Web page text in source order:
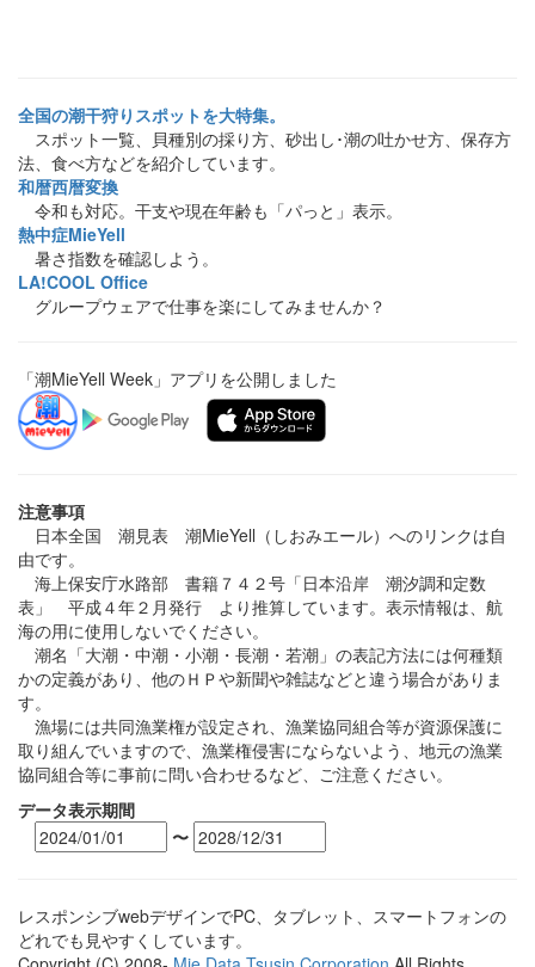
全国の潮干狩りスポットを大特集。
スポット一覧、貝種別の採り方、砂出し･潮の吐かせ方、保存方
法、食べ方などを紹介しています。
和暦西暦変換
令和も対応。干支や現在年齢も「パっと」表示。
熱中症MieYell
暑さ指数を確認しよう。
LA!COOL Office
グループウェアで仕事を楽にしてみませんか？
「潮MieYell Week」アプリを公開しました
注意事項
日本全国 潮見表 潮MieYell（しおみエール）へのリンクは自
由です。
海上保安庁水路部 書籍７４２号「日本沿岸 潮汐調和定数
表」 平成４年２月発行 より推算しています。表示情報は、航
海の用に使用しないでください。
潮名「大潮・中潮・小潮・長潮・若潮」の表記方法には何種類
かの定義があり、他のＨＰや新聞や雑誌などと違う場合がありま
す。
漁場には共同漁業権が設定され、漁業協同組合等が資源保護に
取り組んでいますので、漁業権侵害にならないよう、地元の漁業
協同組合等に事前に問い合わせるなど、ご注意ください。
データ表示期間
〜
レスポンシブwebデザインでPC、タブレット、スマートフォンの
どれでも見やすくしています。